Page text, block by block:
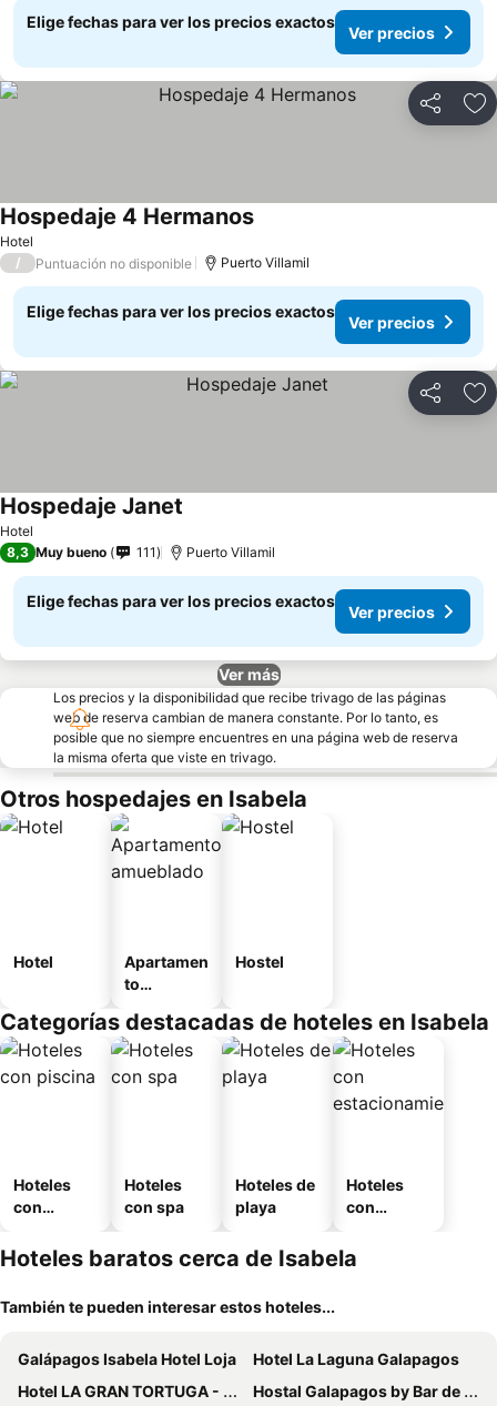
Elige fechas para ver los precios exactos
Ver precios
Compartir
Hotel
Hospedaje 4 HermanosVer precios
/ Puntuación no disponible Puerto Villamil
Elige fechas para ver los precios exactos
Ver precios
Compartir
Hotel
Hospedaje Janet
8,3 Muy bueno 111 Puerto Villamil
Elige fechas para ver los precios exactos
Ver precios
Ver más
Los precios y la disponibilidad que recibe trivago de las páginas
web de reserva cambian de manera constante. Por lo tanto, es
posible que no siempre encuentres en una página web de reserva
la misma oferta que viste en trivago.
Otros hospedajes en Isabela
Hotel
Apartamen
to
o
Hostel
Categorías destacadas de hoteles en Isabela
Hoteles
con
Hoteles
con spa
Hoteles de
playa
Hoteles
con
miento
Hoteles baratos cerca de Isabela
También te pueden interesar estos hoteles...
Galápagos Isabela Hotel Loja
Hotel La Laguna Galapagos
Hotel LA GRAN TORTUGA - ᯤ STARLINK
Hostal Galapagos by Bar de Beto